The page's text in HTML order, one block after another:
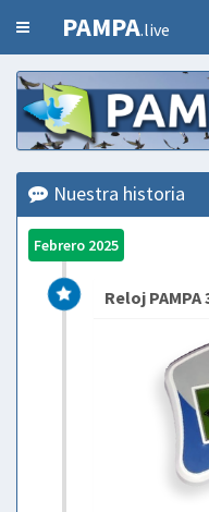
PAMPA.live
Nuestra historia
Febrero 2025
Reloj PAMPA